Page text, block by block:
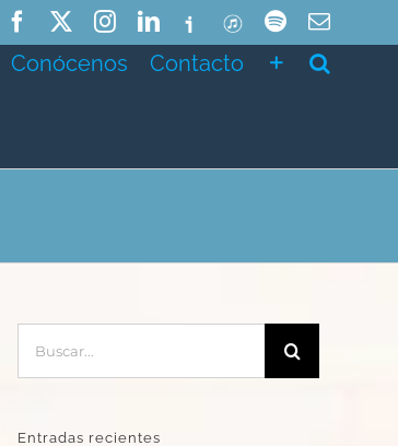
FacebookInstagramLinkedIn
IvooxITunesSpotifyCorreo
Conócenos Contacto
Entradas recientes